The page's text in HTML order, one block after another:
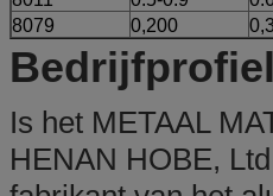
8079
0,200
Bedrijfprofiel
Is het METAAL
HENAN HOBE,